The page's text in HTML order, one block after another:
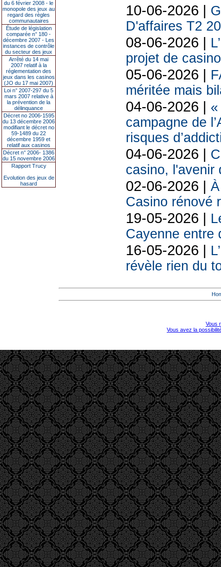
du 6 février 2008 - le
monopole des jeux au
regard des règles
communautaires
Étude de législation
comparée n° 180 -
décembre 2007 - Les
instances de contrôle
du secteur des jeux
Arrêté du 14 mai
2007 relatif à la
réglementation des
jeux dans les casinos
(JO du 17 mai 2007)
Loi n° 2007-297 du 5
mars 2007 relative à
la prévention de la
délinquance
Décret no 2006-1595
du 13 décembre 2006
modifiant le décret no
59-1489 du 22
décembre 1959 et
relatif aux casinos
Décret n° 2006- 1386
du 15 novembre 2006
Rapport Trucy
Evolution des jeux de
hasard
10-06-2026 |
D'affaires T2
08-06-2026 |
projet de
05-06-2026 |
méritée mais
04-06-2026 |
campagne de
risques
04-06-2026 |
casino, l'avenir
02-06-2026 |
Casino rénové
19-05-2026 |
Cayenne entre
16-05-2026 |
révèle rien du
Vous
Vous avez la